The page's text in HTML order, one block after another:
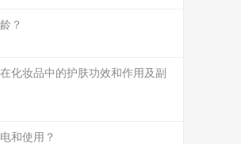
？
化妆品中的护肤功效和作用及副
和使用？